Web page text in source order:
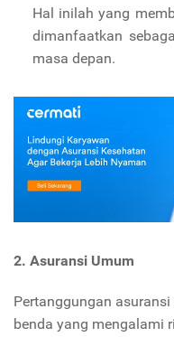
Hal inilah yang
dimanfaatkan
masa depan.
2. Asuransi Umum
Pertanggungan
benda yang mengalami